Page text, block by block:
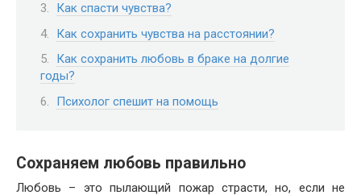
Как спасти чувства?
Как сохранить чувства на расстоянии?
Как сохранить любовь в браке на долгие
годы?
Психолог спешит на помощь
Сохраняем любовь правильно
Любовь – это пылающий пожар страсти, но, если не